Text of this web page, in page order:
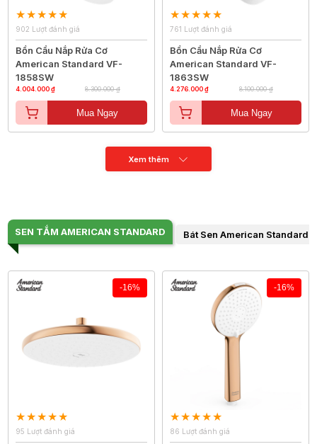
902 Lượt đánh giá
Bồn Cầu Nắp Rửa Cơ
American Standard VF-
1858SW
4.004.000 ₫ 8.300.000 ₫
Mua Ngay
761 Lượt đánh giá
Bồn Cầu Nắp Rửa Cơ
American Standard VF-
1863SW
4.276.000 ₫ 8.100.000 ₫
Mua Ngay
Xem thêm
SEN TẮM AMERICAN STANDARD Bát Sen American Standard
-16%
95 Lượt đánh giá
-16%
86 Lượt đánh giá